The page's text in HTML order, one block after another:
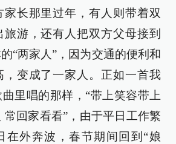
长那里过年，有人则带着双
游，还有人把双方父母接到
“两家人”，因为交通的便利和
，变成了一家人。正如一首我
里唱的那样，“带上笑容带上
常回家看看”，由于平日工作繁
在外奔波，春节期间回到“娘